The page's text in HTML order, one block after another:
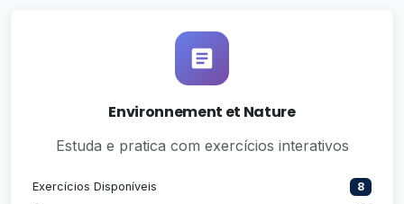
Environnement et Nature
Estuda e pratica com exercícios interativos
Exercícios Disponíveis
8